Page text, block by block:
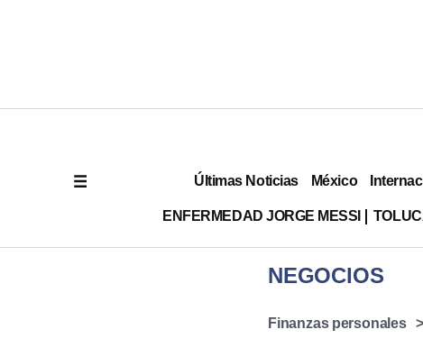
Últimas Noticias México
ENFERMEDAD JORGE MESSI
NEGOCIOS
Finanzas personales